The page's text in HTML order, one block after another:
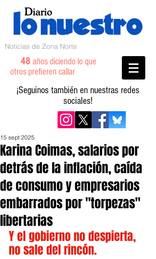
Noticias de Zona Norte
48 años diciendo lo que
otros prefieren callar
¡Seguinos también en nuestras redes
sociales!
Karina Coimas, salarios por
detrás de la inflación, caída
de consumo y empresarios
embarrados por "torpezas"
libertarias
15 sept 2025
Y el gobierno no despierta,
no sale del rincón.